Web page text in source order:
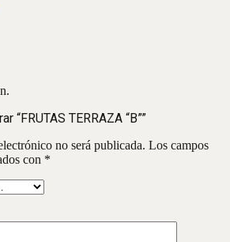
“FRUTAS TERRAZA “B””
no será publicada. Los campos
con *